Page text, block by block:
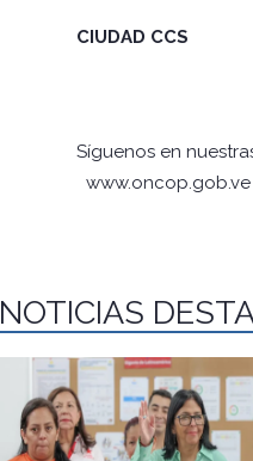
CIUDAD CCS
Síguenos en
www.oncop.gob.ve
NOTICIAS